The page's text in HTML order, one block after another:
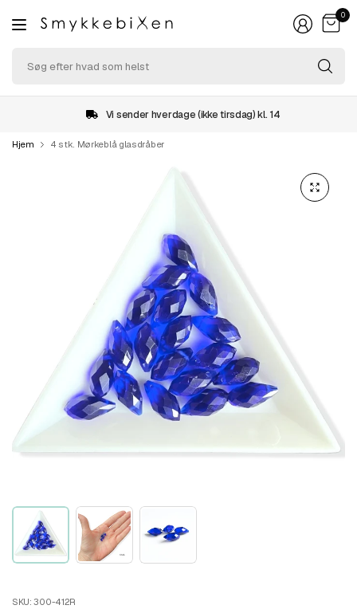
0
Vi sender hverdage (ikke tirsdag) kl. 14
Hjem 4 stk. Mørkeblå glasdråber
SKU: 300-412R